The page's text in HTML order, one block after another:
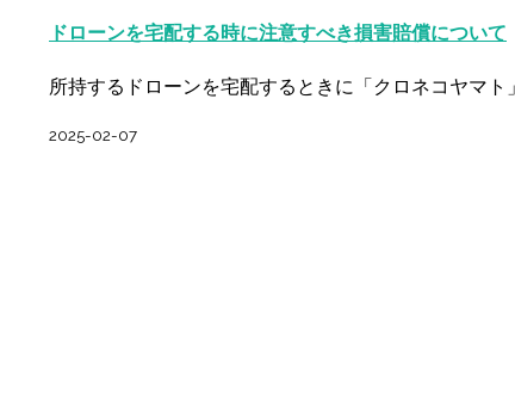
ドローンを宅配する時に注意すべき損害賠償について
所持するドローンを宅配するときに「クロネコヤマ
2025-02-07